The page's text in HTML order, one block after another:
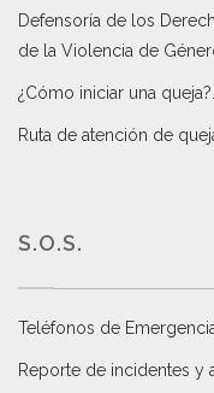
Defensoría de los
de la Violencia de
¿Cómo iniciar una queja?
Ruta de atención de
S.O.S.
Teléfonos de
Reporte de incidentes y